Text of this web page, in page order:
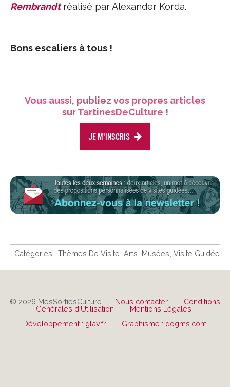
Rembrandtréalisé par Alexander Korda.
Bons escaliers à tous !
Vous aussi, publiez vos propres articles
surTartinesDeCulture !
Je m'inscris
Catégories : Thèmes De Visite Arts Musées Visite Guidée
© 2026 MesSortiesCulture — Nous contacter —
Conditions
Générales d'Utilisation
—
Mentions Légales
Développement : glav.fr — Graphisme : dogms.com